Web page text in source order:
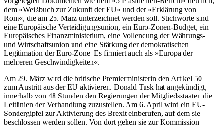
dem »Weißbuch zur Zukunft der EU« und der »Erklärung von
Rom«, die am 25. März unterzeichnet werden soll. Stichworte sind
eine Europäische Verteidigungsunion, ein Euro-Zonen-Budget, ein
Europäisches Finanzministerium, eine Vollendung der Währungs-
und Wirtschaftsunion und eine Stärkung der demokratischen
Legitimation der Euro-Zone. Es firmiert auch als »Europa der
mehreren Geschwindigkeiten«.
Am 29. März wird die britische Premierministerin den Artikel 50
zum Austritt aus der EU aktivieren. Donald Tusk hat angekündigt,
innerhalb von 48 Stunden den Regierungen der Mitgliedsstaaten die
Leitlinien der Verhandlung zuzustellen. Am 6. April wird ein EU-
Sondergipfel zur Aktivierung des Brexit einberufen, auf dem sie
beschlossen werden sollen. Von dort gehen sie zur Kommission.